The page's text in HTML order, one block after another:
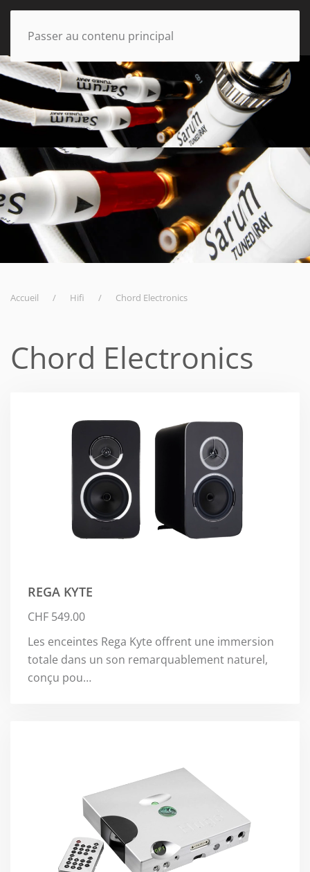
Passer au contenu principal
Accueil Hifi Chord Electronics
Chord Electronics
REGA KYTE
CHF 549.00
Les enceintes Rega Kyte offrent une immersion
totale dans un son remarquablement naturel,
conçu pou…